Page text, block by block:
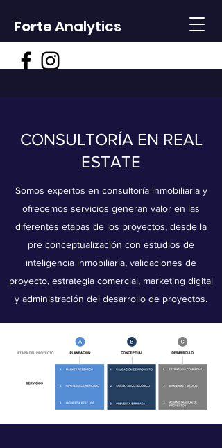
ForteAnalytics
CONSULTORÍA EN REAL
ESTATE
Somos expertos en consultoría inmobiliaria y
ofrecemos servicios generan valor en las
diferentes etapas de los proyectos, desde la
pre conceptualización con estudios de
inteligencia inmobiliaria, validaciones de
proyecto, estrategia comercial, marketing digital
y administración del desarrollo de proyectos.